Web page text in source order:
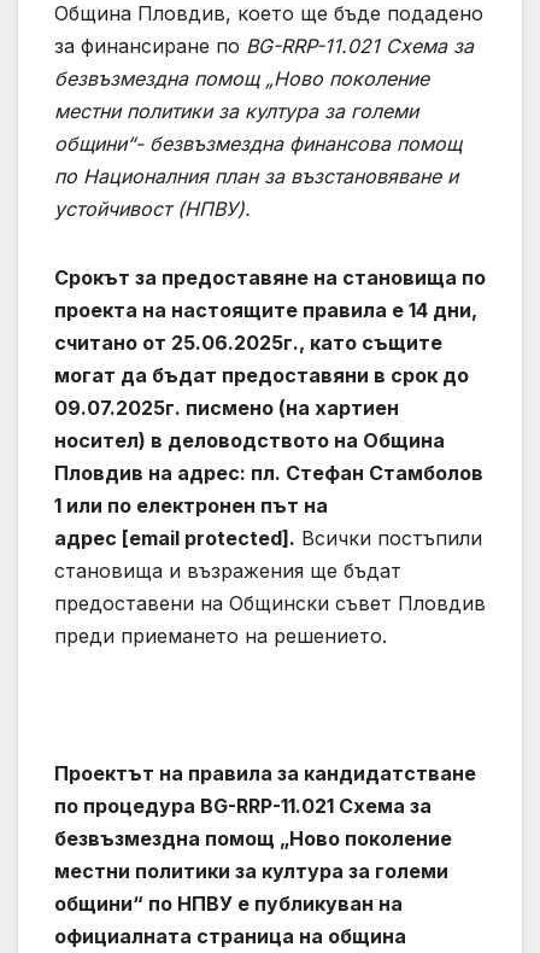
Община Пловдив, което ще бъде подадено
за финансиране по BG-RRP-11.021 Схема за
безвъзмездна помощ „Ново поколение
местни политики за култура за големи
общини“- безвъзмездна финансова помощ
по Националния план за възстановяване и
устойчивост (НПВУ).
Срокът за предоставяне на становища по
проекта на настоящите правила е 14 дни,
считано от 25.06.2025г., като същите
могат да бъдат предоставяни в срок до
09.07.2025г. писмено (на хартиен
носител) в деловодството на Община
Пловдив на адрес: пл. Стефан Стамболов
1 или по електронен път на
адрес [email protected]. Всички постъпили
становища и възражения ще бъдат
предоставени на Общински съвет Пловдив
преди приемането на решението.
Проектът на правила за кандидатстване
по процедура BG-RRP-11.021 Схема за
безвъзмездна помощ „Ново поколение
местни политики за култура за големи
общини“ по НПВУ е публикуван на
официалната страница на община